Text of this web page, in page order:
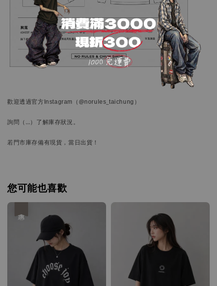
歡迎透過官方Instagram （@norules_taichung）
詢問 （…） 了解庫存狀況。
若門市庫存備有現貨，當日出貨！
您可能也喜歡